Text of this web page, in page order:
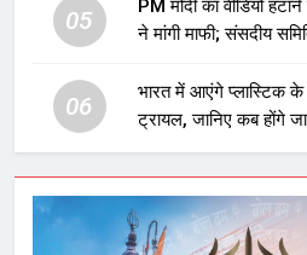
05
PM मोदी का वीडियो
ने मांगी माफी; संसदीय
06
भारत में आएंगे प्लास्टिक
ट्रायल, जानिए कब होंगे